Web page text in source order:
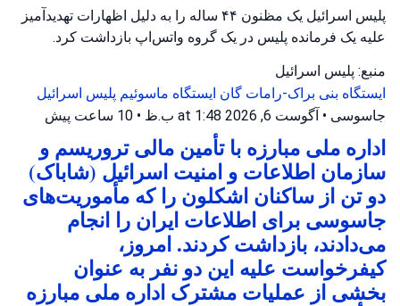
پلیس اسرائیل یک مظنون ۴۴ ساله را به دلیل اظهارات تهدیدآمیز
علیه یک فرمانده پلیس در یک گروه واتس‌اپ بازداشت کرد.
منبع: پلیس اسرائیل
ایستگاه بنی براک-رامات گان ایستگاه ماسوئیم پلیس اسرائیل
جاسوسی • آگوست 6, 2026 at 1:48 ب.ظ • 10 ساعت پیش
اداره ملی مبارزه با تأمین مالی تروریسم و
سازمان اطلاعات و امنیت اسرائیل (شاباک)
دو تن از ساکنان اشکلون را که مأموریت‌های
جاسوسی برای اطلاعات ایران را انجام
می‌دادند، بازداشت کردند. امروز،
کیفرخواست علیه این دو نفر به عنوان
بخشی از عملیات مشترک اداره ملی مبارزه